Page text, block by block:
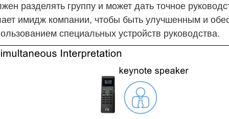
разделять группу и может дать точное
имидж компании, чтобы быть улучшенным и
специальных устройств руководства.